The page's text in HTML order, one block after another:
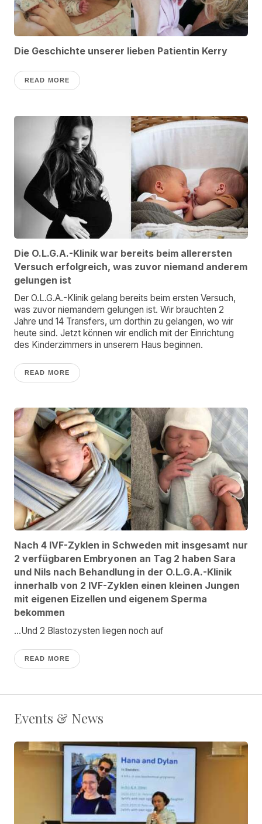
Die Geschichte unserer lieben Patientin Kerry
READ MORE
Die O.L.G.A.-Klinik war bereits beim allerersten
Versuch erfolgreich, was zuvor niemand anderem
gelungen ist
Der O.L.G.A.-Klinik gelang bereits beim ersten Versuch,
was zuvor niemandem gelungen ist. Wir brauchten 2
Jahre und 14 Transfers, um dorthin zu gelangen, wo wir
heute sind. Jetzt können wir endlich mit der Einrichtung
des Kinderzimmers in unserem Haus beginnen.
READ MORE
Nach 4 IVF-Zyklen in Schweden mit insgesamt nur
2 verfügbaren Embryonen an Tag 2 haben Sara
und Nils nach Behandlung in der O.L.G.A.-Klinik
innerhalb von 2 IVF-Zyklen einen kleinen Jungen
mit eigenen Eizellen und eigenem Sperma
bekommen
...Und 2 Blastozysten liegen noch auf
READ MORE
Events & News